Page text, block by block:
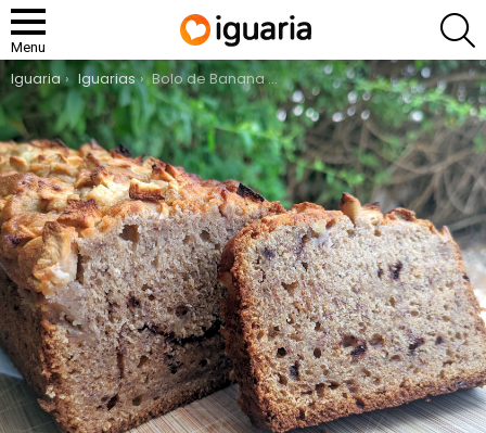
Menu
You are here:
Iguaria Iguarias Bolo de Banana com Chocolate e Maçã